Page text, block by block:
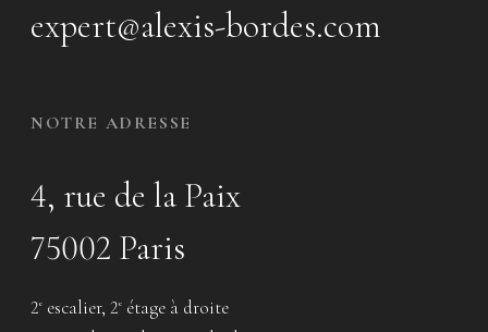
expert@alexis-bordes.com
NOTRE ADRESSE
4, rue de la Paix
75002 Paris
2e escalier, 2e étage à droite